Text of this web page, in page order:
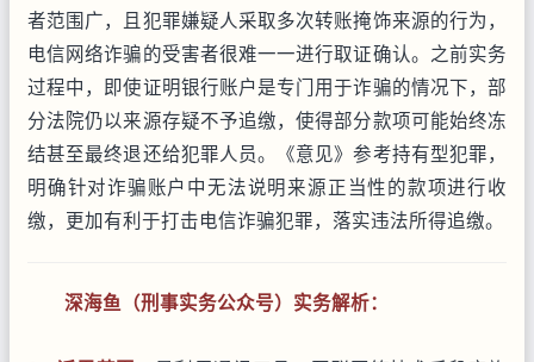
者范围广，且犯罪嫌疑人采取多次转账掩饰来源的行为，
电信网络诈骗的受害者很难一一进行取证确认。之前实务
过程中，即使证明银行账户是专门用于诈骗的情况下，部
分法院仍以来源存疑不予追缴，使得部分款项可能始终冻
结甚至最终退还给犯罪人员。《意见》参考持有型犯罪，
明确针对诈骗账户中无法说明来源正当性的款项进行收
缴，更加有利于打击电信诈骗犯罪，落实违法所得追缴。
深海鱼（刑事实务公众号）实务解析：